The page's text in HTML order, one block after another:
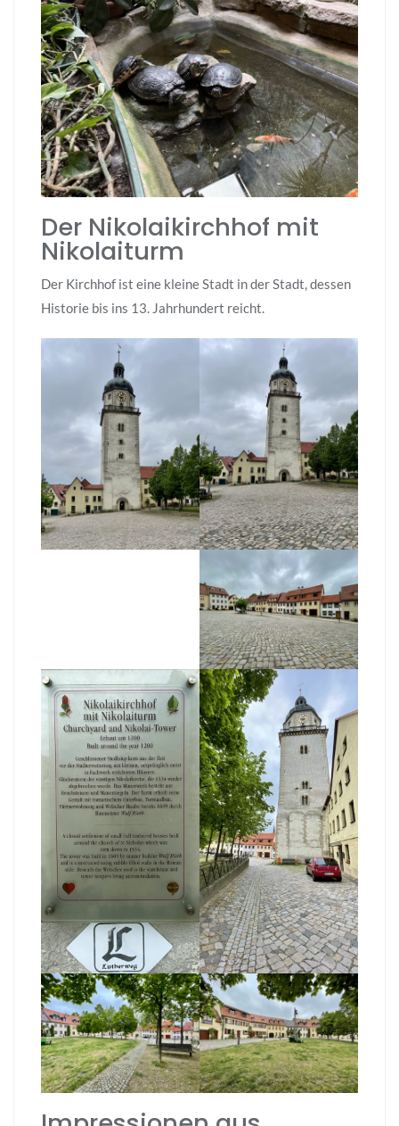
Der Nikolaikirchhof mit
Nikolaiturm
Der Kirchhof ist eine kleine Stadt in der Stadt, dessen
Historie bis ins 13. Jahrhundert reicht.